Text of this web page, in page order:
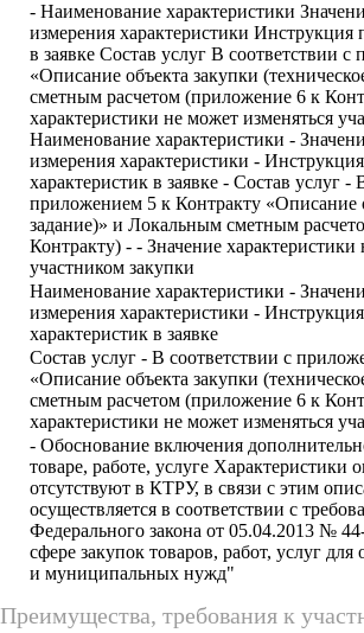
- Наименование характеристики
измерения характеристики Инструкция
в заявке Состав услуг В соответствии
«Описание объекта закупки
сметным расчетом (приложение 6 к
характеристики не может изменяться
Наименование характеристики -
измерения характеристики -
характеристик в заявке - Состав услуг -
приложением 5 к Контракту «Описание
задание)» и Локальным сметным
Контракту) - - Значение характеристики
участником закупки
Наименование характеристики -
измерения характеристики -
характеристик в заявке
Состав услуг - В соответствии с
«Описание объекта закупки
сметным расчетом (приложение 6 к
характеристики не может изменяться
- Обоснование включения
товаре, работе, услуге Характеристики
отсутствуют в КТРУ, в связи с этим
осуществляется в соответствии с
Федерального закона от 05.04.2013 №
сфере закупок товаров, работ, услуг
и муниципальных нужд"
Преимущества, требования к